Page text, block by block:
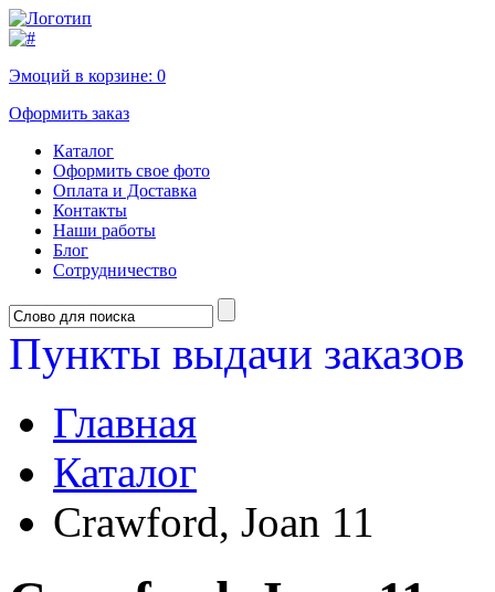
Эмоций в корзине: 0
Оформить заказ
Каталог
Оформить свое фото
Оплата и Доставка
Контакты
Наши работы
Блог
Сотрудничество
Пункты выдачи заказов
Главная
Каталог
Crawford, Joan 11